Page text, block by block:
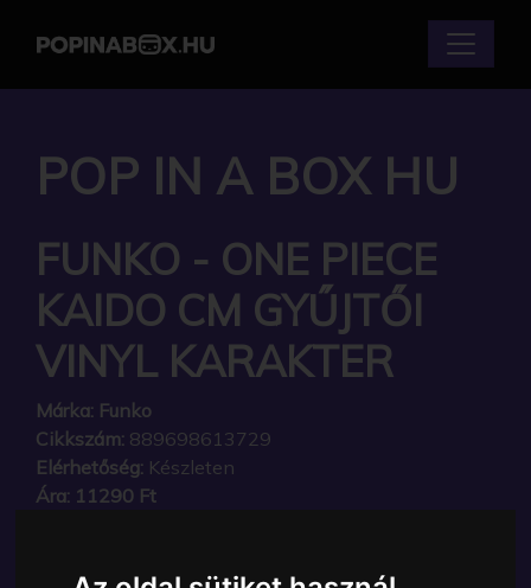
POP IN A BOX HU
FUNKO - ONE PIECE
KAIDO CM GYŰJTŐI
VINYL KARAKTER
Márka: Funko
Cikkszám: 889698613729
Elérhetőség: Készleten
Ára: 11290 Ft
terméke a Funko - One Piece Kaido cm gyűjtői vinyl